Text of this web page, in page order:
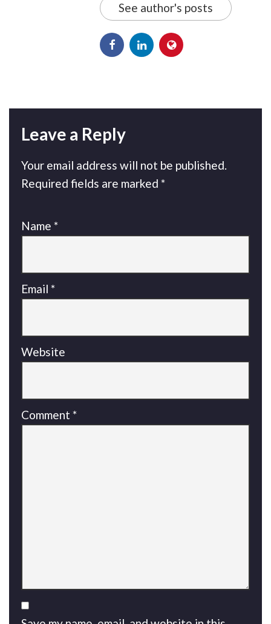
See author's posts
Leave a Reply
Your email address will not be published.
Required fields are marked *
Name *
Email *
Website
Comment *